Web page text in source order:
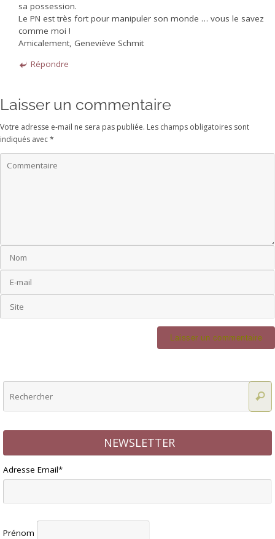
sa possession.
Le PN est très fort pour manipuler son monde … vous le savez
comme moi !
Amicalement, Geneviève Schmit
Répondre
Laisser un commentaire
Votre adresse e-mail ne sera pas publiée. Les champs obligatoires sont
indiqués avec*
NEWSLETTER
Adresse Email*
Prénom